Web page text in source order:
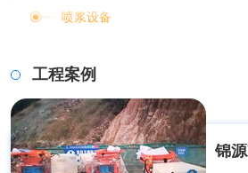
喷浆设备
工程案例
锦